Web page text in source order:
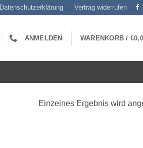
Datenschutzerklärung Vertrag widerrufen
ANMELDEN WARENKORB / €
Einzelnes Ergebnis wird